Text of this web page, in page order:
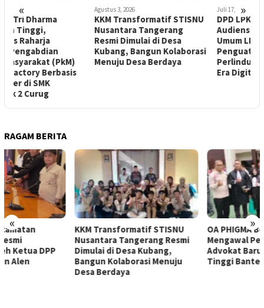
« »
Agustus 3, 2026
KKM Transformatif STISNU
Nusantara Tangerang
Resmi Dimulai di Desa
Kubang, Bangun Kolaborasi
Menuju Desa Berdaya
DPD LPK RI DKI Jakarta
Audiensi dengan Ketua
Umum LPK RI Bahas
Penguatan Sinergi
Perlindungan Konsumen di
RAGAM BERITA
« »
KKM Transformatif STISNU
Nusantara Tangerang Resmi
Dimulai di Desa Kubang,
Bangun Kolaborasi Menuju
OA PHIGMA Berperan Aktif
Mengawal Penyumpahan 105
Advokat Baru di Pengadilan
Tinggi Banten